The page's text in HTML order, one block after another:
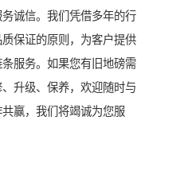
诚信。我们凭借多年的行
保证的原则，为客户提供
服务。如果您有旧地磅需
升级、保养，欢迎随时与
赢，我们将竭诚为您服